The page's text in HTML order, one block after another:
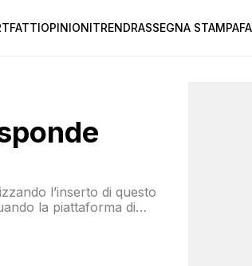
FATTIOPINIONITRENDRASSEGNA STAMPA
l’inserto di questo
la piattaforma di